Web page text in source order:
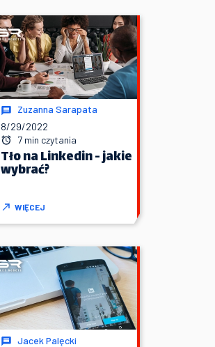
Zuzanna Sarapata
8/29/2022
7 min czytania
Tło na Linkedin - jakie
wybrać?
WIĘCEJ
Jacek Palęcki